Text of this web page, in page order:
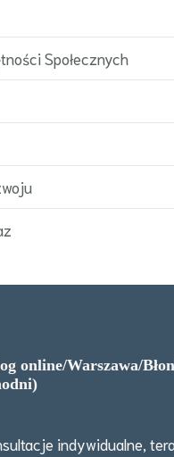
Społecznych
online/Warszawa/
indywidualne,